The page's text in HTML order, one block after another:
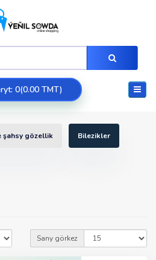
0(0.00 TMT)
şahsy gözellik Bilezikler
Sany görkez